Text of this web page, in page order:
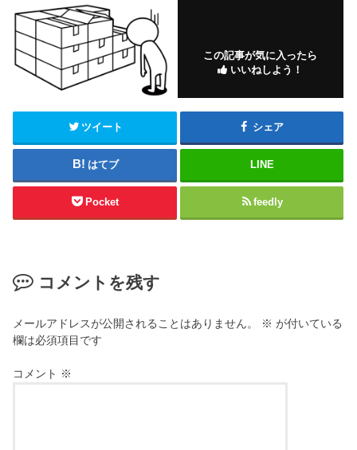
この記事が気に入ったら
いいねしよう！
ツイート シェア
はてブ LINE
Pocket feedly
コメントを残す
メールアドレスが公開されることはありません。 ※ が付いている
欄は必須項目です
コメント ※